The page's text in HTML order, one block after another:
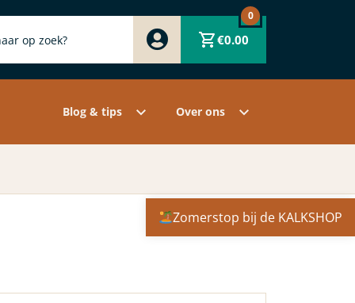
€0.00
0
Zwart
Grijs
Overige pigmenten
Blog & tips Over ons
Contact
Zomerstop bij de KALKSHOP